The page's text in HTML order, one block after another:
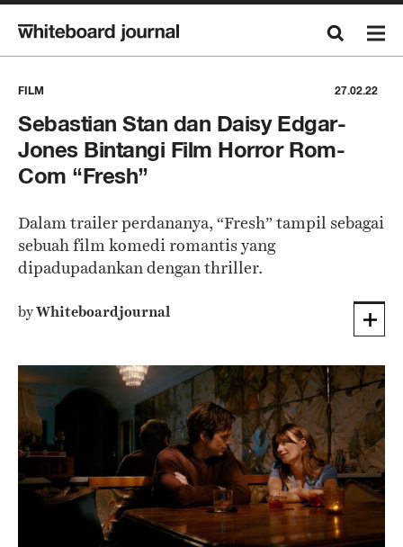
FILM 27.02.22
Sebastian Stan dan Daisy Edgar-
Jones Bintangi Film Horror Rom-
Com “Fresh”
Dalam trailer perdananya, “Fresh” tampil sebagai
sebuah film komedi romantis yang
dipadupadankan dengan thriller.
byWhiteboardjournal